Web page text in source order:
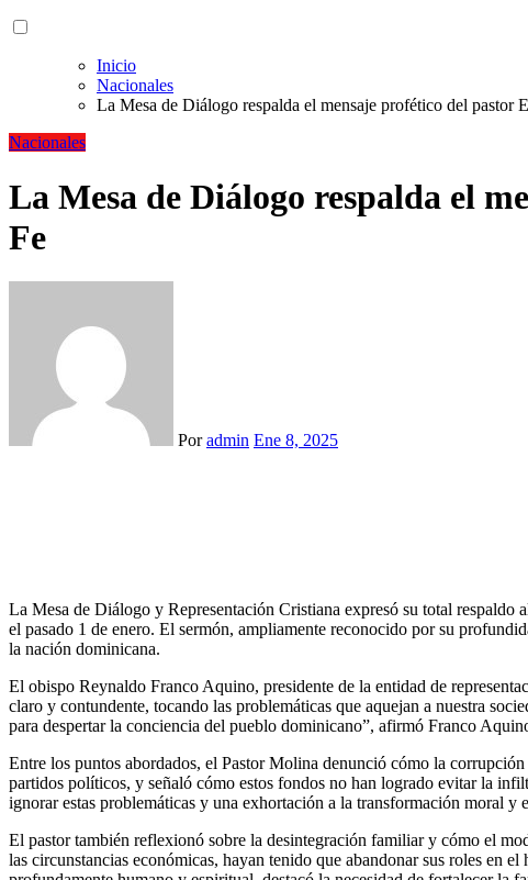
Inicio
Nacionales
La Mesa de Diálogo respalda el mensaje profético del pastor
Nacionales
La Mesa de Diálogo respalda el
Fe
Poradmin Ene 8, 2025
La Mesa de Diálogo y Representación Cristiana expresó su total
el pasado 1 de enero. El sermón, ampliamente reconocido por su
la nación dominicana.
El obispo Reynaldo Franco Aquino, presidente de la entidad de
claro y contundente, tocando las problemáticas que aquejan a nuestra
para despertar la conciencia del pueblo dominicano”, afirmó Franco
Entre los puntos abordados, el Pastor Molina denunció cómo la
partidos políticos, y señaló cómo estos fondos no han logrado evitar la
ignorar estas problemáticas y una exhortación a la transformación moral y
El pastor también reflexionó sobre la desintegración familiar y cómo el
las circunstancias económicas, hayan tenido que abandonar sus roles en